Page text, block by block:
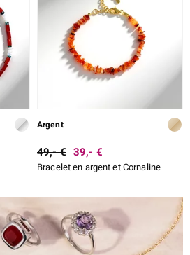
Argent
49,- € 39,- €
Bracelet en argent et Cornaline